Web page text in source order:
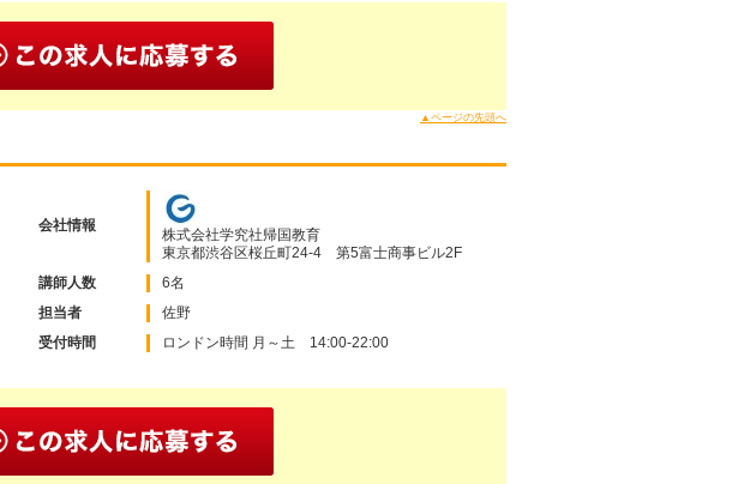
▲ページの先頭へ
会社情報
株式会社学究社帰国教育
東京都渋谷区桜丘町24-4 第5富士商事ビル2F
講師人数 6名
担当者 佐野
受付時間 ロンドン時間 月～土 14:00-22:00